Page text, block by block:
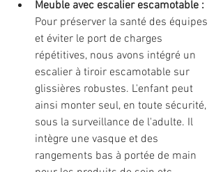
Meuble avec escalier escamotable :
Pour préserver la santé des équipes
et éviter le port de charges
répétitives, nous avons intégré un
escalier à tiroir escamotable sur
glissières robustes. L'enfant peut
ainsi monter seul, en toute sécurité,
sous la surveillance de l'adulte. Il
intègre une vasque et des
rangements bas à portée de main